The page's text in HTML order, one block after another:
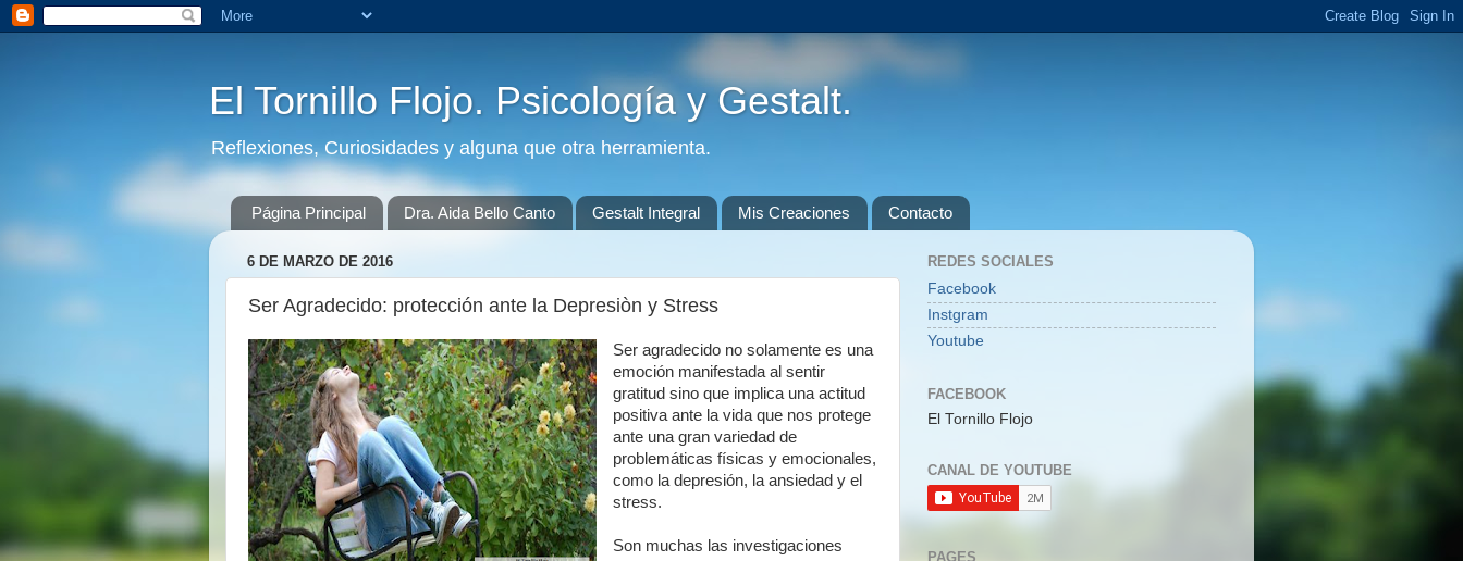
El Tornillo Flojo. Psicología y Gestalt.
Reflexiones, Curiosidades y alguna que otra herramienta.
Página Principal Dra. Aida Bello Canto Gestalt Integral Mis Creaciones Contacto
6 DE MARZO DE 2016
Ser Agradecido: protección ante la Depresiòn y Stress
Ser agradecido no solamente es una
emoción manifestada al sentir
gratitud sino que implica una actitud
positiva ante la vida que nos protege
ante una gran variedad de
problemáticas físicas y emocionales,
como la depresión, la ansiedad y el
stress.
Son muchas las investigaciones
REDES SOCIALES
Facebook
Instgram
Youtube
FACEBOOK
El Tornillo Flojo
CANAL DE YOUTUBE
PAGES